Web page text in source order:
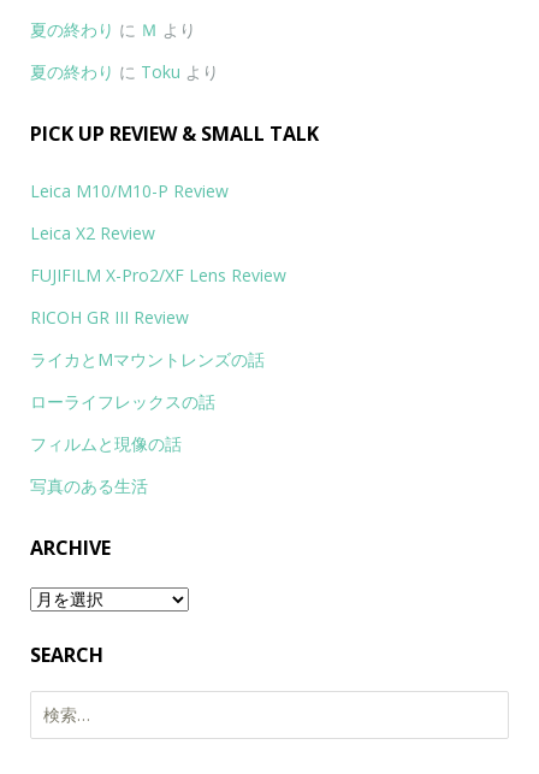
夏の終わり に Ｍ より
夏の終わり に Toku より
PICK UP REVIEW & SMALL TALK
Leica M10/M10-P Review
Leica X2 Review
FUJIFILM X-Pro2/XF Lens Review
RICOH GR III Review
ライカとMマウントレンズの話
ローライフレックスの話
フィルムと現像の話
写真のある生活
ARCHIVE
Archive
SEARCH
索: